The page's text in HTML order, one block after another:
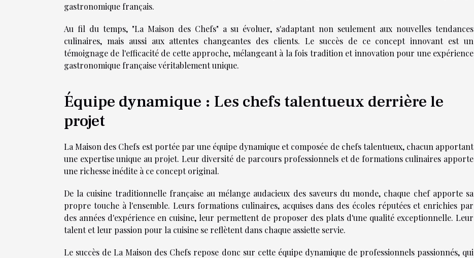
gastronomique français.
Au fil du temps, "La Maison des Chefs" a su évoluer, s'adaptant non seulement aux nouvelles tendances
culinaires, mais aussi aux attentes changeantes des clients. Le succès de ce concept innovant est un
témoignage de l'efficacité de cette approche, mélangeant à la fois tradition et innovation pour une expérience
gastronomique française véritablement unique.
Équipe dynamique : Les chefs talentueux derrière le
projet
La Maison des Chefs est portée par une équipe dynamique et composée de chefs talentueux, chacun apportant
une expertise unique au projet. Leur diversité de parcours professionnels et de formations culinaires apporte
une richesse inédite à ce concept original.
De la cuisine traditionnelle française au mélange audacieux des saveurs du monde, chaque chef apporte sa
propre touche à l'ensemble. Leurs formations culinaires, acquises dans des écoles réputées et enrichies par
des années d'expérience en cuisine, leur permettent de proposer des plats d'une qualité exceptionnelle. Leur
talent et leur passion pour la cuisine se reflètent dans chaque assiette servie.
Le succès de La Maison des Chefs repose donc sur cette équipe dynamique de professionnels passionnés, qui